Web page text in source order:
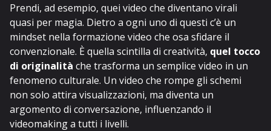
Prendi, ad esempio, quei video che diventano virali
quasi per magia. Dietro a ogni uno di questi c’è un
mindset nella formazione video che osa sfidare il
convenzionale. È quella scintilla di creatività, quel tocco
di originalità che trasforma un semplice video in un
fenomeno culturale. Un video che rompe gli schemi
non solo attira visualizzazioni, ma diventa un
argomento di conversazione, influenzando il
videomaking a tutti i livelli.